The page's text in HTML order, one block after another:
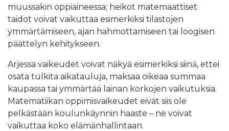
muussakin oppiaineessa; heikot matemaattiset
taidot voivat vaikuttaa esimerkiksi tilastojen
ymmärtämiseen, ajan hahmottamiseen tai loogisen
päättelyn kehitykseen.
Arjessa vaikeudet voivat näkyä esimerkiksi siinä, ettei
osata tulkita aikatauluja, maksaa oikeaa summaa
kaupassa tai ymmärtää lainan korkojen vaikutuksia.
Matematiikan oppimisvaikeudet eivät siis ole
pelkästään koulunkäynnin haaste – ne voivat
vaikuttaa koko elämänhallintaan.